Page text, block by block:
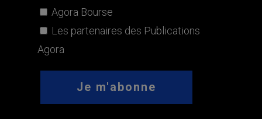
Agora Bourse
Les partenaires des Publications
Agora